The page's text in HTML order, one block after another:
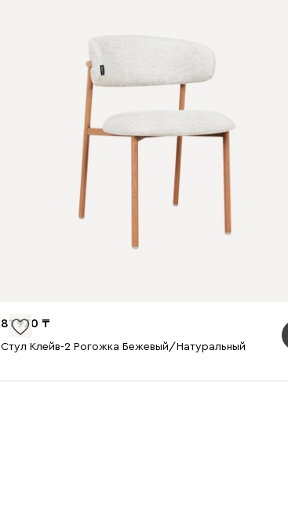
81 970
Стул Клейв-2 Рогожка Бежевый/Натуральный